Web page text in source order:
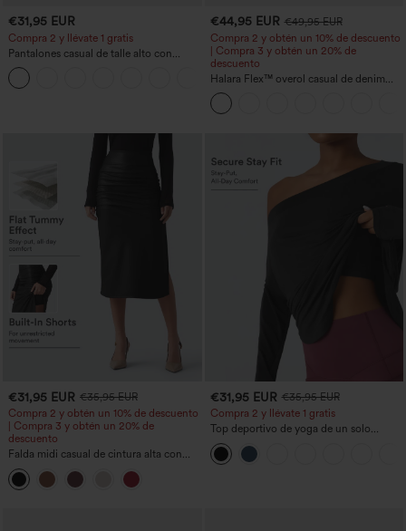
€31,95 EUR
Compra 2 y llévate 1 gratis
Pantalones casual de talle alto con
cordón, pernera ancha, en mezcla de
lino y con bolsillos
+5
€44,95 EUR €49,95 EUR
Compra 2 y obtén un 10% de descuento
| Compra 3 y obtén un 20% de
descuento
Halara Flex™ overol casual de denim
lavado con escote en V y bolsillos
€31,95 EUR €35,95 EUR
Compra 2 y obtén un 10% de descuento
| Compra 3 y obtén un 20% de
descuento
Falda midi casual de cintura alta con
control abdominal, fruncida, bajo curvo,
2 en 1 en forro polar y PU
€31,95 EUR €35,95 EUR
Compra 2 y llévate 1 gratis
Top deportivo de yoga de un solo
hombro, manga larga con agujero para
el pulgar, dobladillo curvo estilo high-
low (frente más corto, espalda más